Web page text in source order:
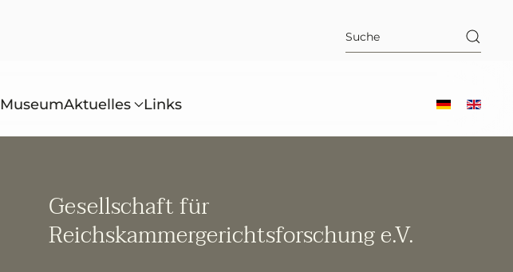
MuseumAktuelles Links
Gesellschaft für
Reichskammergerichtsforschung e.V.